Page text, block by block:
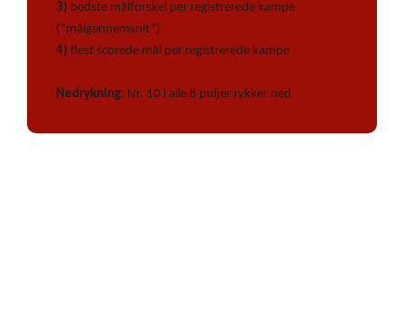
3) bedste målforskel per registrerede kampe
(”målgennemsnit”)
4) flest scorede mål per registrerede kampe
Nedrykning: Nr. 10 i alle 8 puljer rykker ned